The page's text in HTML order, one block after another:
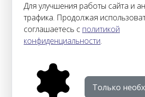
Для улучшения работы сайта и
трафика. Продолжая
соглашаетесь с политикой
конфиденциальности.
Только